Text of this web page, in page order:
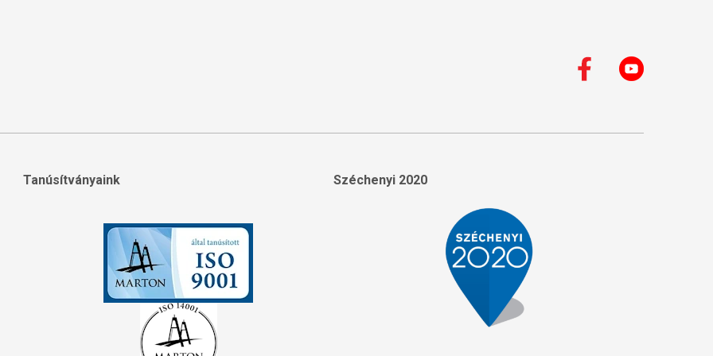
Tanúsítványaink Széchenyi 2020